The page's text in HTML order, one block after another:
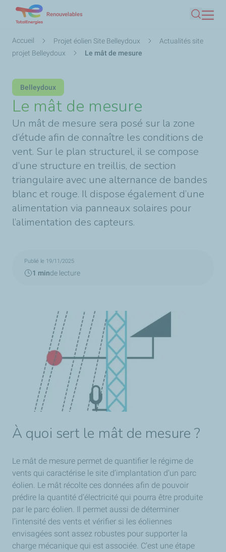
contenu
principal
Renouvelables
Fil
d'Ariane
Accueil Projet éolien Site Belleydoux
Actualités site
projet Belleydoux
Le mât de mesure
Belleydoux
Le mât de mesure
Un mât de mesure sera posé sur la zone
d’étude afin de connaître les conditions de
vent. Sur le plan structurel, il se compose
d’une structure en treillis, de section
triangulaire avec une alternance de bandes
blanc et rouge. Il dispose également d’une
alimentation via panneaux solaires pour
l’alimentation des capteurs.
Publié le 19/11/2025
1 minde lecture
À quoi sert le mât de mesure ?
Le mât de mesure permet de quantifier le régime de
vents qui caractérise le site d’implantation d’un parc
éolien. Le mât récolte ces données afin de pouvoir
prédire la quantité d’électricité qui pourra être produite
par le parc éolien. Il permet aussi de déterminer
l’intensité des vents et vérifier si les éoliennes
envisagées sont assez robustes pour supporter la
charge mécanique qui est associée. C’est une étape